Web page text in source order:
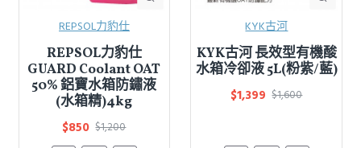
REPSOL力豹仕
REPSOL力豹仕
GUARD Coolant OAT
50% 鋁寶水箱防鏽液
(水箱精)4kg
$850 $1,200
KYK古河
KYK古河 長效型有機酸
水箱冷卻液 5L(粉紫/藍)
$1,399 $1,600